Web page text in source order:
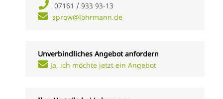
07161 / 933 93-13
sprow@lohrmann.de
Unverbindliches Angebot anfordern
Ja, ich möchte jetzt ein Angebot